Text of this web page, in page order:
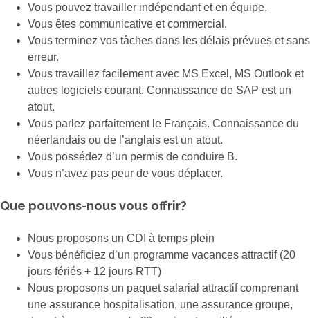
Vous pouvez travailler indépendant et en équipe.
Vous êtes communicative et commercial.
Vous terminez vos tâches dans les délais prévues et sans
erreur.
Vous travaillez facilement avec MS Excel, MS Outlook et
autres logiciels courant. Connaissance de SAP est un
atout.
Vous parlez parfaitement le Français. Connaissance du
néerlandais ou de l’anglais est un atout.
Vous possédez d’un permis de conduire B.
Vous n’avez pas peur de vous déplacer.
Que pouvons-nous vous offrir?
Nous proposons un CDI à temps plein
Vous bénéficiez d’un programme vacances attractif (20
jours fériés + 12 jours RTT)
Nous proposons un paquet salarial attractif comprenant
une assurance hospitalisation, une assurance groupe,